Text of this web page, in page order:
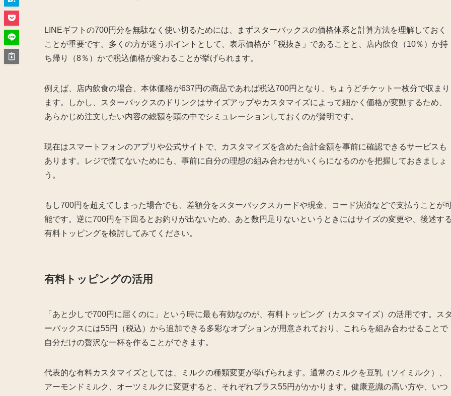
LINEギフトの700円分を無駄なく使い切るためには、まずスターバックスの価格体系と計算方法を理解しておく
ことが重要です。多くの方が迷うポイントとして、表示価格が「税抜き」であることと、店内飲食（10％）か持
ち帰り（8％）かで税込価格が変わることが挙げられます。
例えば、店内飲食の場合、本体価格が637円の商品であれば税込700円となり、ちょうどチケット一枚分で収まり
ます。しかし、スターバックスのドリンクはサイズアップやカスタマイズによって細かく価格が変動するため、
あらかじめ注文したい内容の総額を頭の中でシミュレーションしておくのが賢明です。
現在はスマートフォンのアプリや公式サイトで、カスタマイズを含めた合計金額を事前に確認できるサービスも
あります。レジで慌てないためにも、事前に自分の理想の組み合わせがいくらになるのかを把握しておきましょ
う。
もし700円を超えてしまった場合でも、差額分をスターバックスカードや現金、コード決済などで支払うことが
能です。逆に700円を下回るとお釣りが出ないため、あと数円足りないというときにはサイズの変更や、後述す
有料トッピングを検討してみてください。
有料トッピングの活用
「あと少しで700円に届くのに」という時に最も有効なのが、有料トッピング（カスタマイズ）の活用です。ス
ーバックスには55円（税込）から追加できる多彩なオプションが用意されており、これらを組み合わせることで
自分だけの贅沢な一杯を作ることができます。
代表的な有料カスタマイズとしては、ミルクの種類変更が挙げられます。通常のミルクを豆乳（ソイミルク）、
アーモンドミルク、オーツミルクに変更すると、それぞれプラス55円がかかります。健康意識の高い方や、いつ